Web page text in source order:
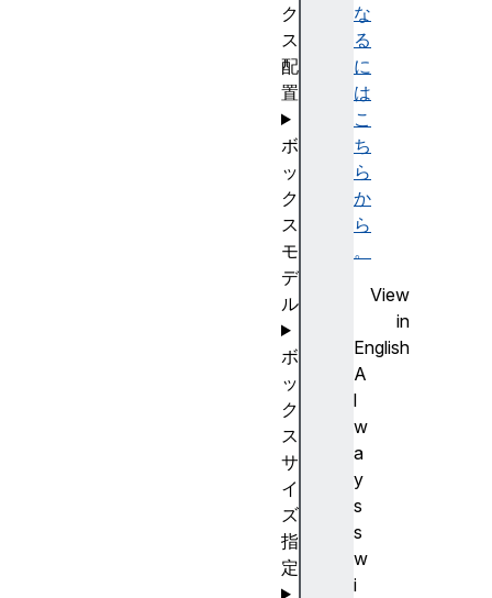
な
る
に
は
こ
ち
ら
か
ら
。
View
in
English
A
l
w
a
y
s
s
w
i
ク
ス
配
置
ボ
ッ
ク
ス
モ
デ
ル
ボ
ッ
ク
ス
サ
イ
ズ
指
定